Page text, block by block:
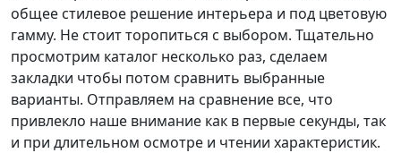
общее стилевое решение интерьера и под цветовую
гамму. Не стоит торопиться с выбором. Тщательно
просмотрим каталог несколько раз, сделаем
закладки чтобы потом сравнить выбранные
варианты. Отправляем на сравнение все, что
привлекло наше внимание как в первые секунды, так
и при длительном осмотре и чтении характеристик.